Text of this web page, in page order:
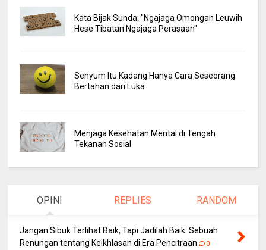
Kata Bijak Sunda: "Ngajaga Omongan Leuwih
Hese Tibatan Ngajaga Perasaan"
Senyum Itu Kadang Hanya Cara Seseorang
Bertahan dari Luka
Menjaga Kesehatan Mental di Tengah
Tekanan Sosial
OPINI REPLIES RANDOM
Jangan Sibuk Terlihat Baik, Tapi Jadilah Baik: Sebuah
Renungan tentang Keikhlasan di Era Pencitraan
0